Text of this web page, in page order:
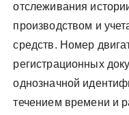
отслеживания
производством и
средств. Номер
регистрационных
однозначной
течением времени и